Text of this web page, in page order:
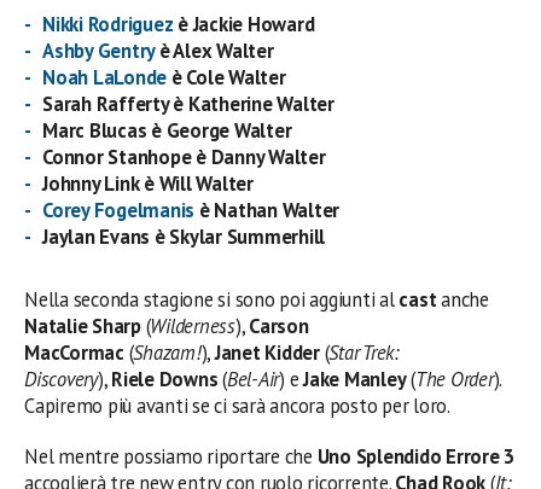
Nikki Rodriguez è Jackie Howard
Ashby Gentryè Alex Walter
Noah LaLonde è Cole Walter
Sarah Rafferty è Katherine Walter
Marc Blucas è George Walter
Connor Stanhope è Danny Walter
Johnny Link è Will Walter
Corey Fogelmanis è Nathan Walter
Jaylan Evans è Skylar Summerhill
Nella seconda stagione si sono poi aggiunti alcastanche
Natalie Sharp(Wilderness),Carson
MacCormac (Shazam!),Janet Kidder(Star Trek:
Discovery),Riele Downs(Bel-Air) eJake Manley(The Order).
Capiremo più avanti se ci sarà ancora posto per loro.
Nel mentre possiamo riportare che Uno Splendido Errore 3
accoglierà tre new entry con ruolo ricorrente.Chad Rook(It: